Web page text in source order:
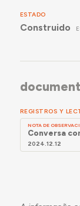
ESTADO
Construido
REGISTROS Y
NOTA DE
Conversa
2024.12.12